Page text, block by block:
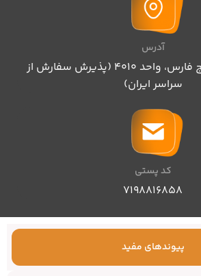
آدرس
شیراز، مجتمع خلیج فارس، واحد ۴۰۱۰ (پذیرش سفارش از
سراسر ایران)
کد پستی
۷۱۹۸۸۱۶۸۵۸
پیوندهای مفید